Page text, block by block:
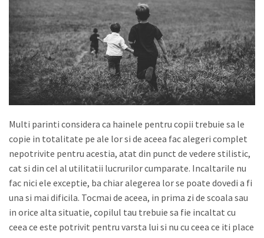
Multi parinti considera ca hainele pentru copii trebuie sa le
copie in totalitate pe ale lor si de aceea fac alegeri complet
nepotrivite pentru acestia, atat din punct de vedere stilistic,
cat si din cel al utilitatii lucrurilor cumparate. Incaltarile nu
fac nici ele exceptie, ba chiar alegerea lor se poate dovedi a fi
una si mai dificila. Tocmai de aceea, in prima zi de scoala sau
in orice alta situatie, copilul tau trebuie sa fie incaltat cu
ceea ce este potrivit pentru varsta lui si nu cu ceea ce iti place